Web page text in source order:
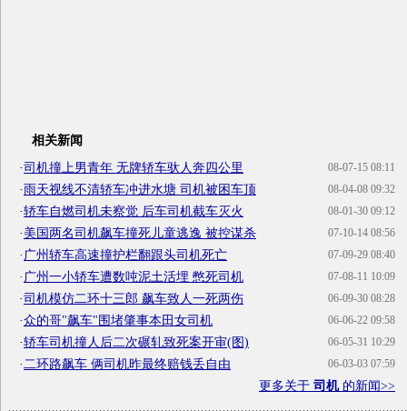
相关新闻
08-07-15 08:11
·司机撞上男青年 无牌轿车驮人奔四公里
08-04-08 09:32
·雨天视线不清轿车冲进水塘 司机被困车顶
08-01-30 09:12
·轿车自燃司机未察觉 后车司机截车灭火
07-10-14 08:56
·美国两名司机飙车撞死儿童逃逸 被控谋杀
07-09-29 08:40
· 广州轿车高速撞护栏翻跟头司机死亡
07-08-11 10:09
· 广州一小轿车遭数吨泥土活埋 憋死司机
06-09-30 08:28
·司机模仿二环十三郎 飙车致人一死两伤
06-06-22 09:58
·众的哥"飙车"围堵肇事本田女司机
06-05-31 10:29
·轿车司机撞人后二次碾轧致死案开审(图)
06-03-03 07:59
· 二环路飙车 俩司机昨最终赔钱丢自由
更多关于 司机 的新闻>>